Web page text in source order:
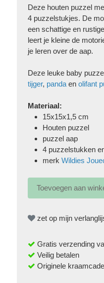
Deze houten puzzel
4 puzzelstukjes. De
een schattige en
leert je kleine de
je leren over de aap.
Deze leuke baby
tijger, pandaenolifant
Materiaal:
15x15x1,5 cm
Houten puzzel
puzzel aap
4 puzzelstukken
merkWildies
zet op mijn
Gratis verzending
Veilig betalen
Originele